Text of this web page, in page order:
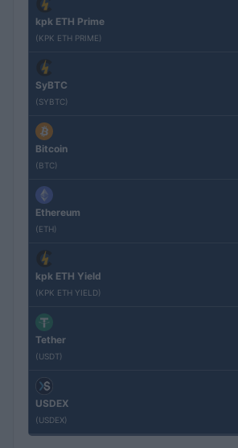
kpk ETH Prime
(KPK ETH PRIME)
SyBTC
(SYBTC)
Bitcoin
(BTC)
Ethereum
(ETH)
kpk ETH Yield
(KPK ETH YIELD)
Tether
(USDT)
USDEX
(USDEX)